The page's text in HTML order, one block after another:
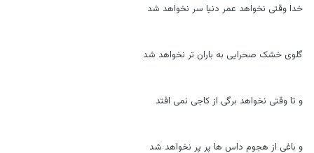
خدا وقتی نخواهد عمر دنیا سر نخواهد شد
گلوی خشک صحرایی به باران تر نخواهد شد
و تا وقتی نخواهد برگی از کاجی نمی افتد
و باغی از هجوم داس ها پر پر نخواهد شد